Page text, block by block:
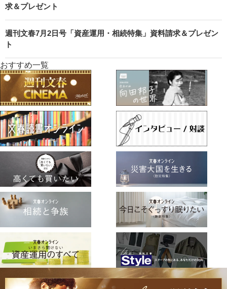
求＆プレゼント
週刊文春7月2日号「資産運用・相続特集」資料請求＆プレゼン
ト
おすすめ一覧